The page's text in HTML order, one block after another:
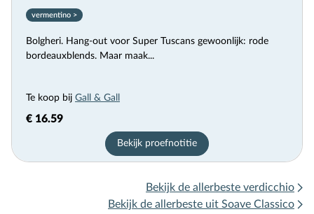
vermentino >
Bolgheri. Hang-out voor Super Tuscans gewoonlijk: rode
bordeauxblends. Maar maak...
Te koop bij Gall & Gall
€ 16.59
Bekijk proefnotitie
Bekijk de allerbeste verdicchio
Bekijk de allerbeste uit Soave Classico